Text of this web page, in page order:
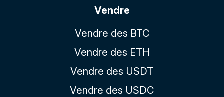
Vendre
Vendre des BTC
Vendre des ETH
Vendre des USDT
Vendre des USDC